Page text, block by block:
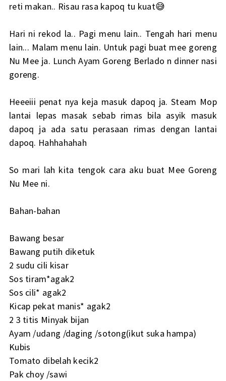
reti makan.. Risau rasa kapoq tu kuat😅
Hari ni rekod la.. Pagi menu lain.. Tengah hari menu
lain... Malam menu lain. Untuk pagi buat mee goreng
Nu Mee ja. Lunch Ayam Goreng Berlado n dinner nasi
goreng.
Heeeiii penat nya keja masuk dapoq ja. Steam Mop
lantai lepas masak sebab rimas bila asyik masuk
dapoq ja ada satu perasaan rimas dengan lantai
dapoq. Hahhahahah
So mari lah kita tengok cara aku buat Mee Goreng
Nu Mee ni.
Bahan-bahan
Bawang besar
Bawang putih diketuk
2 sudu cili kisar
Sos tiram*agak2
Sos cili* agak2
Kicap pekat manis* agak2
2 3 titis Minyak bijan
Ayam /udang /daging /sotong(ikut suka hampa)
Kubis
Tomato dibelah kecik2
Pak choy /sawi